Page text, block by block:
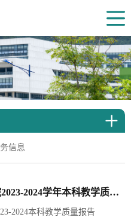
信息
广州应用科技学院2023-2024学年本科教学质量报告
2024本科教学质量报告